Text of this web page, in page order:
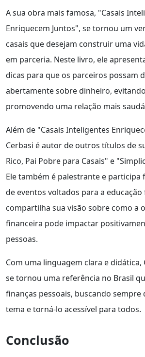
A sua obra mais famosa, "Casais
Enriquecem Juntos", se tornou um
casais que desejam construir uma
em parceria. Neste livro, ele
dicas para que os parceiros possam
abertamente sobre dinheiro,
promovendo uma relação mais
Além de "Casais Inteligentes
Cerbasi é autor de outros títulos de
Rico, Pai Pobre para Casais" e
Ele também é palestrante e
de eventos voltados para a
compartilha sua visão sobre como a
financeira pode impactar
pessoas.
Com uma linguagem clara e didática,
se tornou uma referência no Brasil
finanças pessoais, buscando sempre
tema e torná-lo acessível para todos.
Conclusão